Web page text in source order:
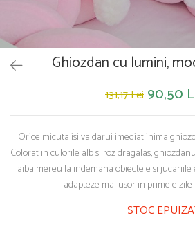
Papusi si accesorii
Trotinete
Trenulete si masinute
Unelte si bancuri de lucru
Ghiozdan cu lumini,
131,17 Lei 90,50
Orice micuta isi va darui imediat inima
Colorat in culorile alb si roz dragalas,
aiba mereu la indemana obiectele si jucariile
adapteze mai usor in primele
STOC